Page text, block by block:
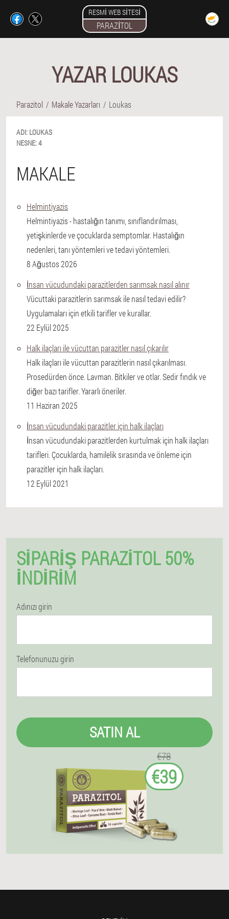
RESMI WEB SITESI
PARAZITOL
YAZAR LOUKAS
Parazitol Makale Yazarları Loukas
ADI: LOUKAS
NESNE:4
MAKALE
Helmintiyazis
Helmintiyazis - hastalığın tanımı, sınıflandırılması,
yetişkinlerde ve çocuklarda semptomlar. Hastalığın
nedenleri, tanı yöntemleri ve tedavi yöntemleri.
8 Ağustos 2026
İnsan vücudundaki parazitlerden sarımsak nasıl alınır
Vücuttaki parazitlerin sarımsak ile nasıl tedavi edilir?
Uygulamaları için etkili tarifler ve kurallar.
22 Eylül 2025
Halk ilaçları ile vücuttan parazitler nasıl çıkarılır
Halk ilaçları ile vücuttan parazitlerin nasıl çıkarılması.
Prosedürden önce. Lavman. Bitkiler ve otlar. Sedir fındık ve
diğer bazı tarifler. Yararlı öneriler.
11 Haziran 2025
İnsan vücudundaki parazitler için halk ilaçları
İnsan vücudundaki parazitlerden kurtulmak için halk ilaçları
tarifleri. Çocuklarda, hamilelik sırasında ve önleme için
parazitler için halk ilaçları.
12 Eylül 2021
SIPARIŞ PARAZITOL 50%
İNDIRIM
Adınızı girin
Telefonunuzu girin
SATIN AL
€78
€39